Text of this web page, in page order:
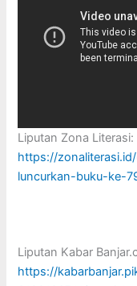
Liputan Zona Literasi:
https://
luncurkan-buku-ke-
Liputan Kabar
https://